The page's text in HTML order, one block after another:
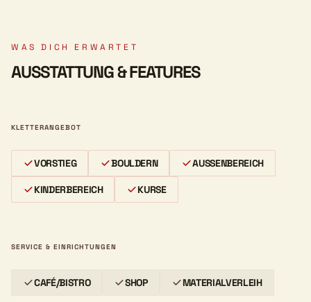
WAS DICH ERWARTET
AUSSTATTUNG & FEATURES
KLETTERANGEBOT
VORSTIEG BOULDERN AUSSENBEREICH
KINDERBEREICH KURSE
SERVICE & EINRICHTUNGEN
CAFÉ/BISTRO SHOP MATERIALVERLEIH